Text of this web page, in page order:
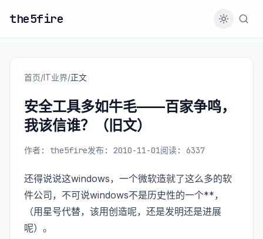
the5fire
首页/IT业界/正文
安全工具多如牛毛——百家争鸣，
我该信谁？（旧文）
作者: the5fire发布: 2010-11-01阅读: 6337
还得说说这windows，一个微软造就了这么多的软
件公司，不可说windows不是历史性的一个**，
（用星号代替，该用创造呢，还是发明还是进展
呢）。